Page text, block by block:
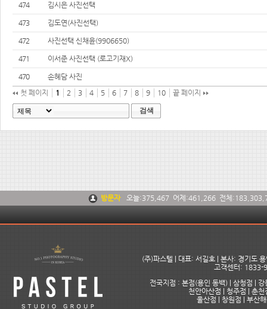
474 김시은 사진선택
473 김도연(사진선택)
472 사진선택 신채윤(9906650)
471 이서준 사진선택 (로고기재X)
470
손혜담 사진
첫 페이지
1 2 3 4 5 6 7 8 9 10 끝 페이지
검색
방문자 오늘:375,467 어제:461,266 전체:
(주)파스텔 | 대표: 서길호 | 본사: 경기도
고객센터: 1833-
전국지점 : 본점(용인 동백) | 삼청점 |
천안아산점 | 청주점 | 춘
울산점 | 창원점 | 부산